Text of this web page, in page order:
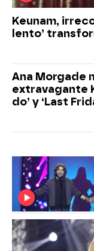
Keunam,
lento’
Ana Morgade
extravagante
do’ y ‘Last